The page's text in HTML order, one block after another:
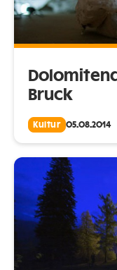
Bruck
Kultur 05.08.2014